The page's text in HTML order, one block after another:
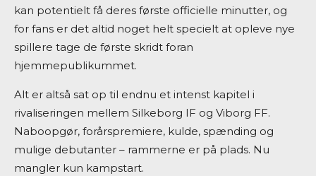
kan potentielt få deres første officielle minutter, og
for fans er det altid noget helt specielt at opleve nye
spillere tage de første skridt foran
hjemmepublikummet.
Alt er altså sat op til endnu et intenst kapitel i
rivaliseringen mellem Silkeborg IF og Viborg FF.
Naboopgør, forårspremiere, kulde, spænding og
mulige debutanter – rammerne er på plads. Nu
mangler kun kampstart.